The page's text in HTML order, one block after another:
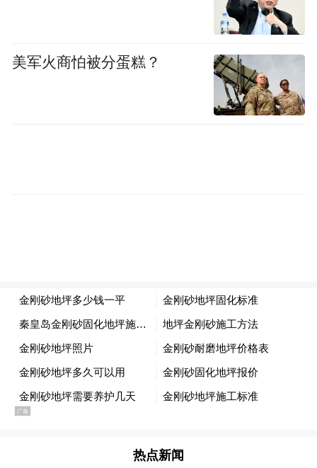
针对网络文明建设领域的热点问题和前沿话
题
积极回应网民关切和社会关注
美军火商怕被分蛋糕？
热点新闻